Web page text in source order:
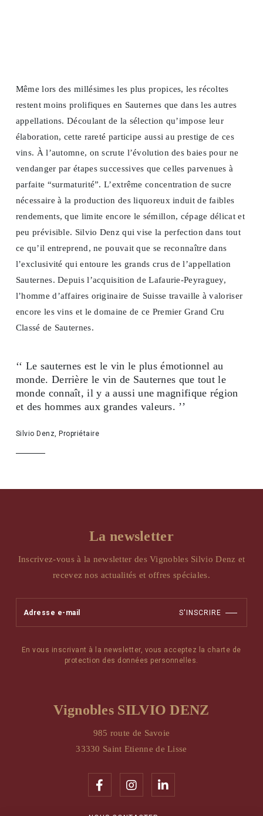
Même lors des millésimes les plus propices, les récoltes
restent moins prolifiques en Sauternes que dans les autres
appellations. Découlant de la sélection qu’impose leur
élaboration, cette rareté participe aussi au prestige de ces
vins. À l’automne, on scrute l’évolution des baies pour ne
vendanger par étapes successives que celles parvenues à
parfaite “surmaturité”. L’extrême concentration de sucre
nécessaire à la production des liquoreux induit de faibles
rendements, que limite encore le sémillon, cépage délicat et
peu prévisible. Silvio Denz qui vise la perfection dans tout
ce qu’il entreprend, ne pouvait que se reconnaître dans
l’exclusivité qui entoure les grands crus de l’appellation
Sauternes. Depuis l’acquisition de Lafaurie-Peyraguey,
l’homme d’affaires originaire de Suisse travaille à valoriser
encore les vins et le domaine de ce Premier Grand Cru
Classé de Sauternes.
‘‘ Le sauternes est le vin le plus émotionnel au
monde. Derrière le vin de Sauternes que tout le
monde connaît, il y a aussi une magnifique région
et des hommes aux grandes valeurs. ’’
Silvio Denz, Propriétaire
La newsletter
Inscrivez-vous à la newsletter des Vignobles Silvio Denz et
recevez nos actualités et offres spéciales.
S'INSCRIRE
En vous inscrivant à la newsletter, vous acceptez la charte de
protection des données personnelles.
Vignobles SILVIO DENZ
985 route de Savoie
33330 Saint Etienne de Lisse